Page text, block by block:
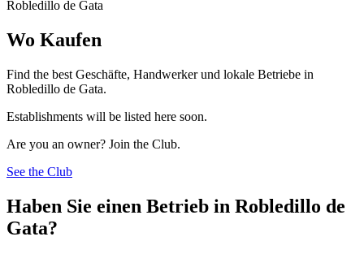
Robledillo de Gata
Wo Kaufen
Find the best Geschäfte, Handwerker und lokale Betriebe in
Robledillo de Gata.
Establishments will be listed here soon.
Are you an owner? Join the Club.
See the Club
Haben Sie einen Betrieb in Robledillo de
Gata?